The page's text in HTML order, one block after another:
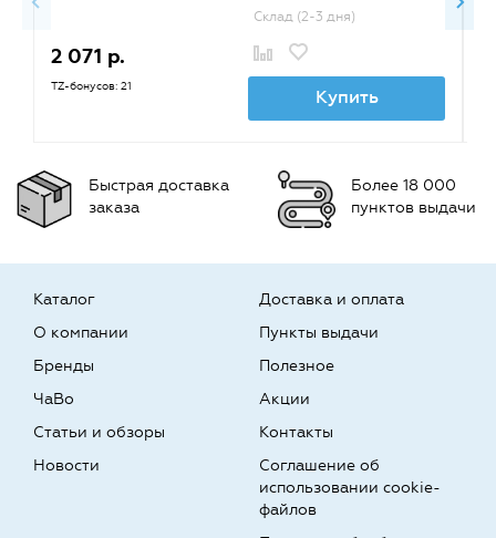
Склад (2-3 дня)
2 071 р.
TZ-бонусов: 21 Купить
Быстрая доставка
заказа
Более 18 000
пунктов выдачи
Каталог
О компании
Бренды
Доставка и оплата
Пункты выдачи
Полезное
ЧаВо
Статьи и обзоры
Новости
Акции
Контакты
Соглашение об
использовании cookie-
файлов